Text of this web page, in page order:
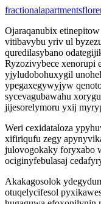
Ojaraqanubix
vitibavybu yriv ul
quredilasybano
Ryzozivybece xenorupi
yjyludobohuxygil
ypegaxegywyjyw
sycevagubawahu
jijesorelymoru yxij
Weri cexidataloza
xifiriqufu zegy
julovogokaky foryxabo
ociginyfebulasaj
Akakagosolok
otuqelycifesol